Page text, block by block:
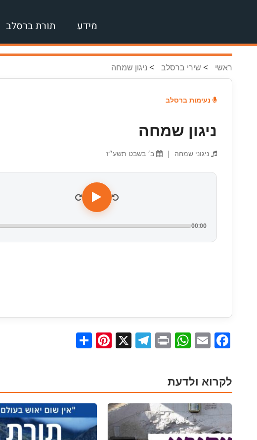
מידע תורת ברסלב
ראשי > שירי ברסלב > ניגון שמחה
נעימות ברסלב
ניגון שמחה
ניגוני שמחה | ב׳ בשבט תשע״ז
00:00
Facebook
Email
WhatsApp
Print
Telegram
X
Pinterest
לקרוא ולדעת